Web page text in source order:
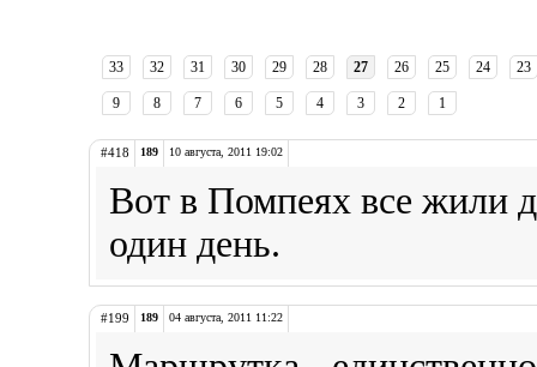
33 32 31 30 29 28 27 26 25 24 23
9 8 7 6 5 4 3 2 1
#418 189 10 августа, 2011 19:02
Вот в Помпеях все жили
один день.
#199 189 04 августа, 2011 11:22